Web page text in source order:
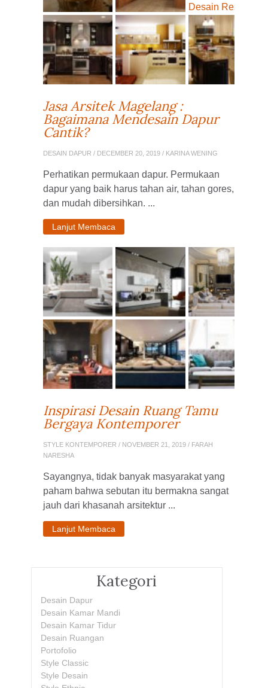
Jasa Arsitek Magelang :
Bagaimana Mendesain Dapur
Cantik?
DESAIN DAPUR / DECEMBER 20, 2019 / KARINA WENING
Perhatikan permukaan dapur. Permukaan
dapur yang baik harus tahan air, tahan gores,
dan mudah dibersihkan. ...
Lanjut Membaca
Inspirasi Desain Ruang Tamu
Bergaya Kontemporer
STYLE KONTEMPORER / NOVEMBER 21, 2019 / FARAH
NARESHA
Sayangnya, tidak banyak masyarakat yang
paham bahwa sebutan itu bermakna sangat
jauh dari khasanah arsitektur ...
Lanjut Membaca
Kategori
Desain Dapur
Desain Kamar Mandi
Desain Kamar Tidur
Desain Ruangan
Portofolio
Style Classic
Style Desain